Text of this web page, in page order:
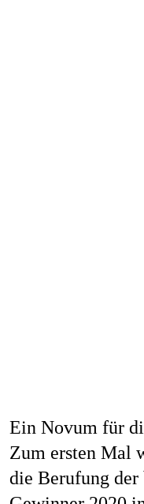
Ein Novum für
Zum ersten Mal
die Berufung